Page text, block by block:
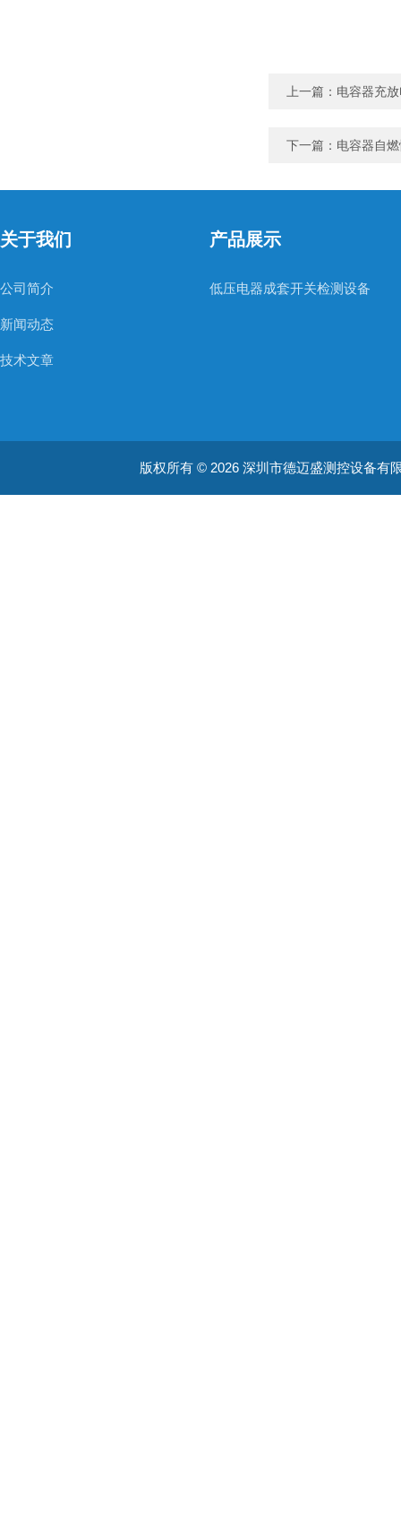
上一篇： 电容器充
下一篇： 电容器自
关于我们
公司简介
新闻动态
技术文章
产品展示
低压电器成套开关检测设备
版权所有 © 2026 深圳市德迈盛测控设备